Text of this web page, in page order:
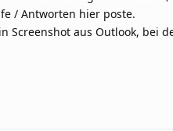
/ Antworten hier poste.
Screenshot aus Outlook, bei